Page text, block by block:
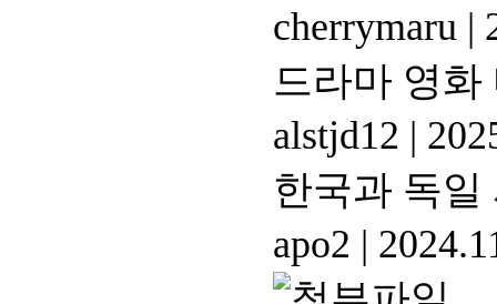
cherrymaru |
드라마 영화
alstjd12 |
한국과 독일
apo2 |